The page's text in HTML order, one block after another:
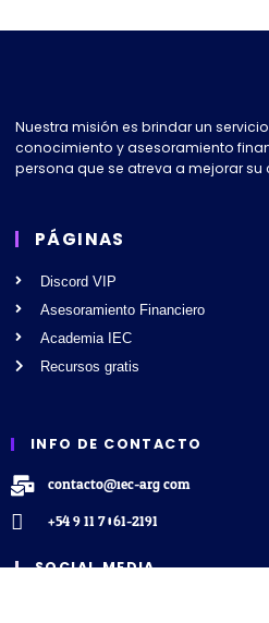
Nuestra misión es brindar un
conocimiento y asesoramiento
persona que se atreva a mejorar
PÁGINAS
Discord VIP
Asesoramiento Financiero
Academia IEC
Recursos gratis
INFO DE CONTACTO
contacto@iec-arg.com
+54 9 11 7061-2191
SOCIAL MEDIA